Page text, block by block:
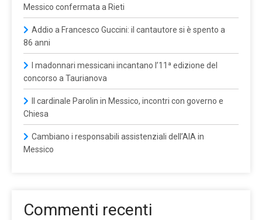
Messico confermata a Rieti
Addio a Francesco Guccini: il cantautore si è spento a
86 anni
I madonnari messicani incantano l’11ª edizione del
concorso a Taurianova
Il cardinale Parolin in Messico, incontri con governo e
Chiesa
Cambiano i responsabili assistenziali dell’AIA in
Messico
Commenti recenti